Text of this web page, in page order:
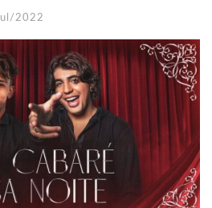
2022